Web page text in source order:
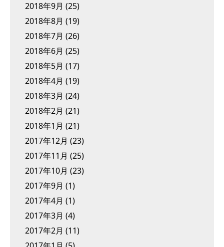
2018年9月 (25)
2018年8月 (19)
2018年7月 (26)
2018年6月 (25)
2018年5月 (17)
2018年4月 (19)
2018年3月 (24)
2018年2月 (21)
2018年1月 (21)
2017年12月 (23)
2017年11月 (25)
2017年10月 (23)
2017年9月 (1)
2017年4月 (1)
2017年3月 (4)
2017年2月 (11)